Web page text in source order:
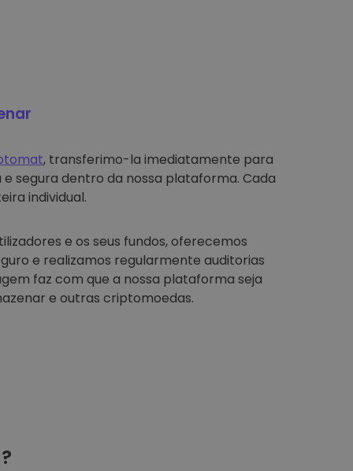
, transferimo-la imediatamente para
segura dentro da nossa plataforma. Cada
individual.
e os seus fundos, oferecemos
e realizamos regularmente auditorias
faz com que a nossa plataforma seja
e outras criptomoedas.
?